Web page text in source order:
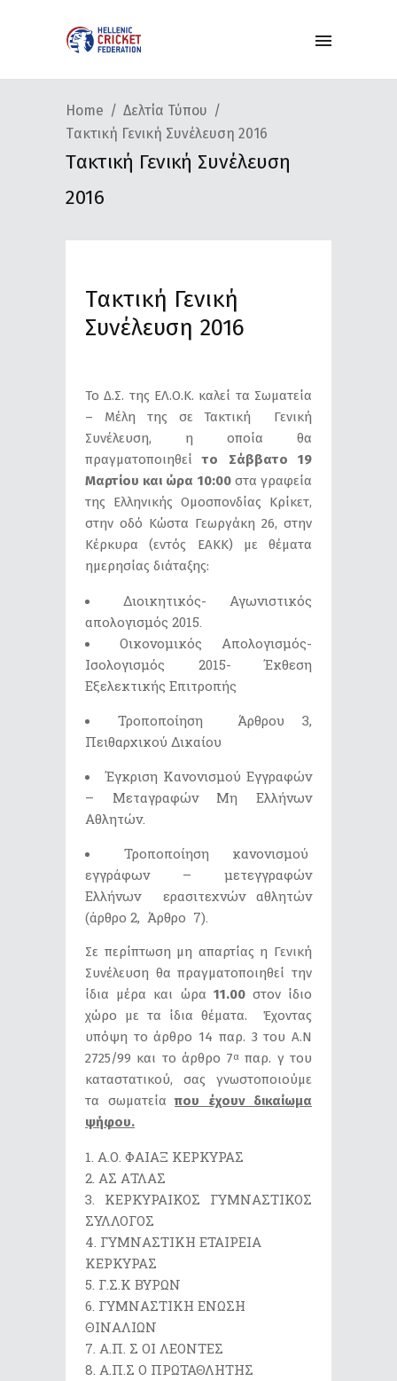
Home
Δελτία Τύπου
Tακτική Γενική Συνέλευση 2016
Tακτική Γενική Συνέλευση
2016
Tακτική Γενική
Συνέλευση 2016
Το Δ.Σ. της ΕΛ.Ο.Κ. καλεί τα Σωματεία
– Μέλη της σε Τακτική Γενική
Συνέλευση, η οποία θα
πραγματοποιηθείτο Σάββατο 19
Μαρτίου και ώρα 10:00 στα γραφεία
της Ελληνικής Ομοσπονδίας Κρίκετ,
στην οδό Κώστα Γεωργάκη 26, στην
Κέρκυρα (εντός ΕΑΚΚ) με θέματα
ημερησίας διάταξης:
Διοικητικός- Αγωνιστικός
απολογισμός 2015.
Οικονομικός Aπολογισμός-
Ισολογισμός 2015- Έκθεση
Εξελεκτικής Επιτροπής
Τροποποίηση Άρθρου 3,
Πειθαρχικού Δικαίου
Έγκριση Κανονισμού Εγγραφών
– Μεταγραφών Μη Ελλήνων
Αθλητών.
Τροποποίηση κανονισμού
εγγράφων – μετεγγραφών
Ελλήνων ερασιτεχνών αθλητών
(άρθρο 2, Άρθρο 7).
Σε περίπτωση μη απαρτίας η Γενική
Συνέλευση θα πραγματοποιηθεί την
ίδια μέρα και ώρα 11.00στον ίδιο
χώρο με τα ίδια θέματα. Έχοντας
υπόψη το άρθρο 14 παρ. 3 του Α.Ν
2725/99 και το άρθρο 7α παρ. γ του
καταστατικού, σας γνωστοποιούμε
τα σωματείαπου έχουν δικαίωμα
ψήφου.
Α.Ο. ΦΑΙΑΞ ΚΕΡΚΥΡΑΣ
ΑΣ ΑΤΛΑΣ
ΚΕΡΚΥΡΑΙΚΟΣ ΓΥΜΝΑΣΤΙΚΟΣ
ΣΥΛΛΟΓΟΣ
ΓΥΜΝΑΣΤΙΚΗ ΕΤΑΙΡΕΙΑ
ΚΕΡΚΥΡΑΣ
Γ.Σ.Κ ΒΥΡΩΝ
ΓΥΜΝΑΣΤΙΚΗ ΕΝΩΣΗ
ΘΙΝΑΛΙΩΝ
Α.Π. Σ ΟΙ ΛΕΟΝΤΕΣ
Α.Π.Σ Ο ΠΡΩΤΑΘΛΗΤΗΣ